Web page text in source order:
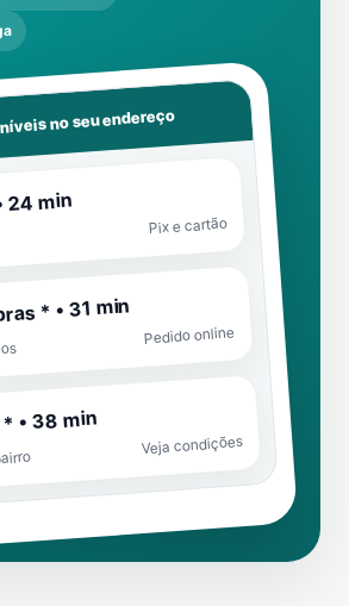
no seu endereço
24 min
Pix e cartão
* • 31 min
Pedido online
• 38 min
Veja condições